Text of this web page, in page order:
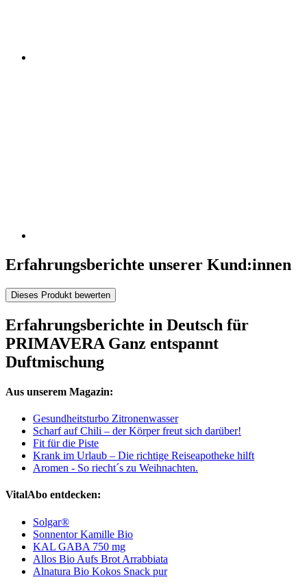
Erfahrungsberichte unserer Kund:innen
Dieses Produkt bewerten
Erfahrungsberichte in Deutsch für
PRIMAVERA Ganz entspannt
Duftmischung
Aus unserem Magazin:
Gesundheitsturbo Zitronenwasser
Scharf auf Chili – der Körper freut sich darüber!
Fit für die Piste
Krank im Urlaub – Die richtige Reiseapotheke hilft
Aromen - So riecht´s zu Weihnachten.
VitalAbo entdecken:
Solgar®
Sonnentor Kamille Bio
KAL GABA 750 mg
Allos Bio Aufs Brot Arrabbiata
Alnatura Bio Kokos Snack pur